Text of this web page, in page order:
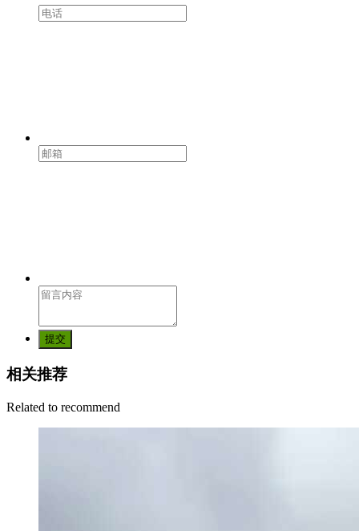
提交
相关推荐
Related to recommend